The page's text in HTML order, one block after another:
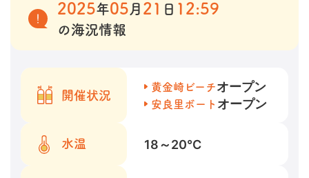
2025年05 月 21 日 12:59
の海況情報
開催状況
黄金崎ビーチオープン
安良里ボート オープン
水温 18～20℃